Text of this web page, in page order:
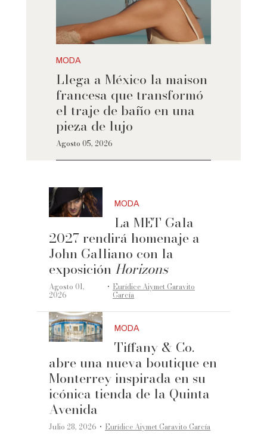
MODA
Llega a México la maison
francesa que transformó
el traje de baño en una
pieza de lujo
Agosto 05, 2026
MODA
La MET Gala
2027 rendirá homenaje a
John Galliano con la
exposición Horizons
Agosto 01,
2026 ·Eurídice Aiymet Garavito
García
MODA
Tiffany & Co.
abre una nueva boutique en
Monterrey inspirada en su
icónica tienda de la Quinta
Avenida
Julio 28, 2026 ·Eurídice Aiymet Garavito García